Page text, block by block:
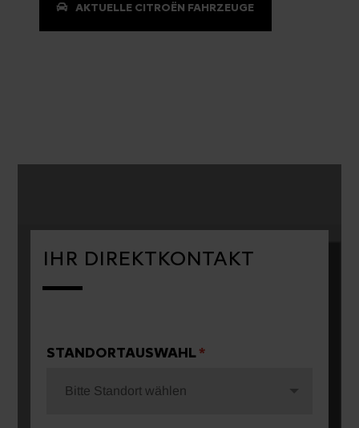
AKTUELLE CITROËN FAHRZEUGE
IHR DIREKTKONTAKT
STANDORTAUSWAHL
Bitte Standort wählen